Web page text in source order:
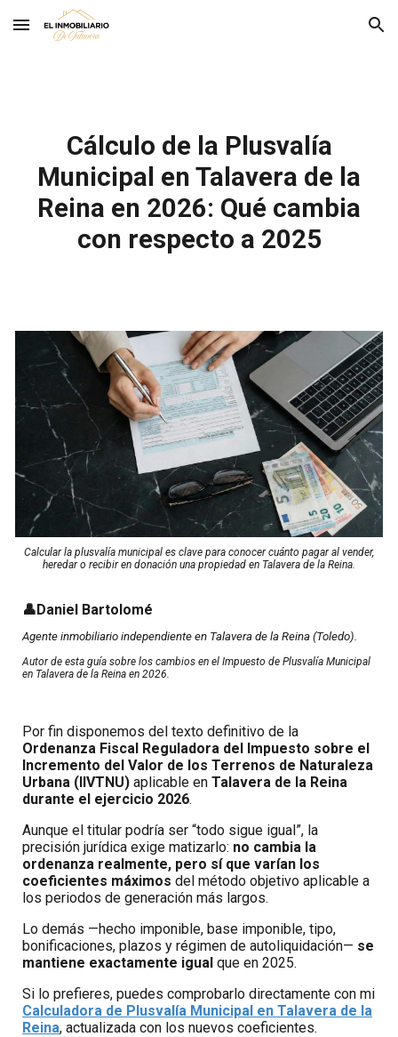
Skip to main content Skip to navigation
Cálculo de la Plusvalía
Municipal en Talavera de la
Reina en 2026: Qué cambia
con respecto a 2025
Calcular la plusvalía municipal es clave para conocer cuánto pagar al vender,
heredar o recibir en donación una propiedad en Talavera de la Reina.
👤Daniel Bartolomé
Agente inmobiliario independiente en Talavera de la Reina (Toledo).
Autor de esta guía sobre los cambios en el Impuesto de Plusvalía Municipal
en Talavera de la Reina en 2026.
Por fin disponemos del texto definitivo de la
Ordenanza Fiscal Reguladora del Impuesto sobre el
Incremento del Valor de los Terrenos de Naturaleza
Urbana (IIVTNU) aplicable enTalavera de la Reina
durante el ejercicio 2026.
Aunque el titular podría ser “todo sigue igual”, la
precisión jurídica exige matizarlo: no cambia la
ordenanza realmente, pero sí que varían los
coeficientes máximos del método objetivo aplicable a
los periodos de generación más largos.
Lo demás —hecho imponible, base imponible, tipo,
bonificaciones, plazos y régimen de autoliquidación— se
mantiene exactamente igual que en 2025.
Si lo prefieres, puedes comprobarlo directamente con mi
Calculadora de Plusvalía Municipal en Talavera de la
Reina, actualizada con los nuevos coeficientes.